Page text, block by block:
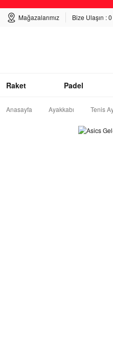
Mağazalarımız Bize Ulaşın :
Raket Padel
Anasayfa Ayakkabı Tenis